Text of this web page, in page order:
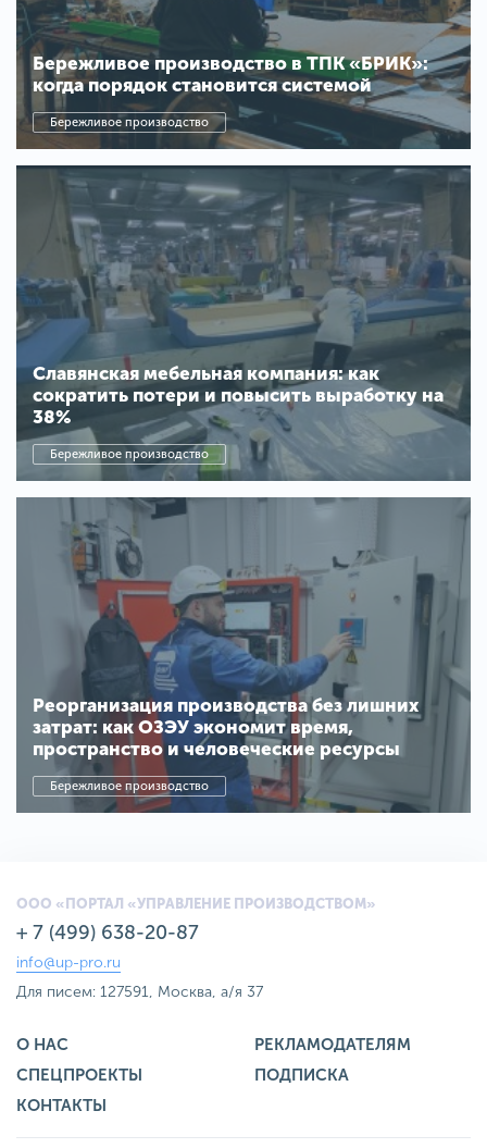
Бережливое производство в ТПК «БРИК»:
когда порядок становится системой
Бережливое производство
Славянская мебельная компания: как
сократить потери и повысить выработку на
38%
Бережливое производство
Реорганизация производства без лишних
затрат: как ОЗЭУ экономит время,
пространство и человеческие ресурсы
Бережливое производство
ООО «ПОРТАЛ «УПРАВЛЕНИЕ ПРОИЗВОДСТВОМ»
+ 7 (499) 638-20-87
info@up-pro.ru
Для писем: 127591, Москва, а/я 37
О НАС
РЕКЛАМОДАТЕЛЯМ
СПЕЦПРОЕКТЫ
ПОДПИСКА
КОНТАКТЫ